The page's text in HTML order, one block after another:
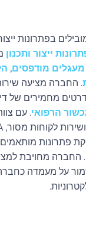
מעגלים מודפסים,
. החברה מציעה
מחמירים של
הרפואי. עם
פתרונות מותאמים
החברה מחויבת
על מעמדה